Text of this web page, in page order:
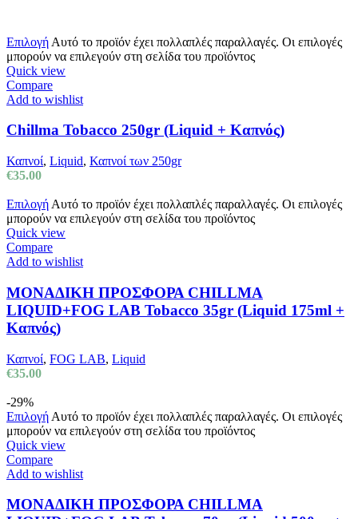
Επιλογή Αυτό το προϊόν έχει πολλαπλές παραλλαγές. Οι επιλογές
μπορούν να επιλεγούν στη σελίδα του προϊόντος
Quick view
Compare
Add to wishlist
Chillma Tobacco 250gr (Liquid + Καπνός)
Καπνοί, Liquid, Καπνοί των 250gr
€35.00
Επιλογή Αυτό το προϊόν έχει πολλαπλές παραλλαγές. Οι επιλογές
μπορούν να επιλεγούν στη σελίδα του προϊόντος
Quick view
Compare
Add to wishlist
ΜΟΝΑΔΙΚΗ ΠΡΟΣΦΟΡΑ CHILLMA
LIQUID+FOG LAB Tobacco 35gr (Liquid 175ml +
Καπνός)
Καπνοί, FOG LAB, Liquid
€35.00
-29%
Επιλογή Αυτό το προϊόν έχει πολλαπλές παραλλαγές. Οι επιλογές
μπορούν να επιλεγούν στη σελίδα του προϊόντος
Quick view
Compare
Add to wishlist
ΜΟΝΑΔΙΚΗ ΠΡΟΣΦΟΡΑ CHILLMA